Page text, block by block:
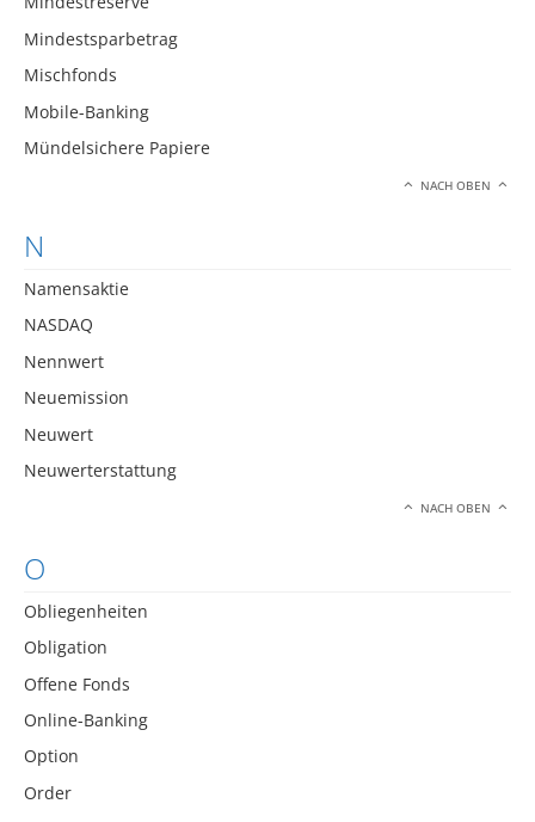
Mindestsparbetrag
Mischfonds
Mobile-Banking
Mündelsichere Papiere
NACH OBEN
N
Namensaktie
NASDAQ
Nennwert
Neuemission
Neuwert
Neuwerterstattung
NACH OBEN
O
Obliegenheiten
Obligation
Offene Fonds
Online-Banking
Option
Order